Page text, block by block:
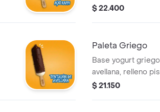
lechísimo.
$ 22.400
Paleta Griego
Base yogurt
avellana, relleno
$ 21.150